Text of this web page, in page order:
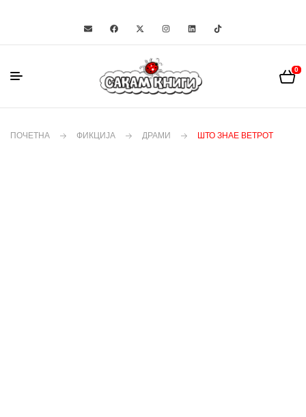
0
ПОЧЕТНА ФИКЦИЈА ДРАМИ ШТО ЗНАЕ ВЕТРОТ